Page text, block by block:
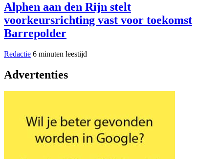
Alphen aan den Rijn stelt
voorkeursrichting vast voor toekomst
Barrepolder
Redactie 6 minuten leestijd
Advertenties